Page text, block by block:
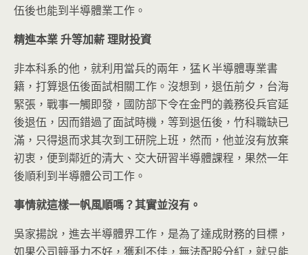
伍後也能到半導體業工作。
精進本業升等加薪理財投資
非本科系的他，就利用當兵的兩年，猛Ｋ半導體專業書
籍，打算退伍後面試相關工作。沒想到，退伍前夕，台海
緊張，戰事一觸即發，國防部下令在金門的義務役兵官延
後退伍，因而錯過了面試時機，等到退伍後，竹科職缺已
滿，只得退而求其次到工研院上班，然而，他並沒有放棄
初衷，便到鄰近的清大、交大研習半導體課程，果然一年
後順利到半導體公司工作。
事情就這樣一帆風順嗎？其實並沒有。
吳家揚說，進去半導體界工作，是為了達成財務的目標，
如果公司競爭力不好，獲利不佳，無法配股分紅，就只能